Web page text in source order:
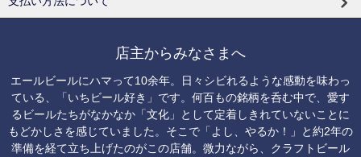
店主からみなさまへ
エールビールにハマって10余年。日々シビれるような感動を味わっ
ている、「いちビール好き」です。何百もの銘柄を呑む中で、愛す
るビールたちがなかなか「文化」として定着しきれていないことに
もどかしさを感じていました。そこで「よし、やるか！」と約2年の
準備を経て立ち上げたのがこの店舗。微力ながら、クラフトビール